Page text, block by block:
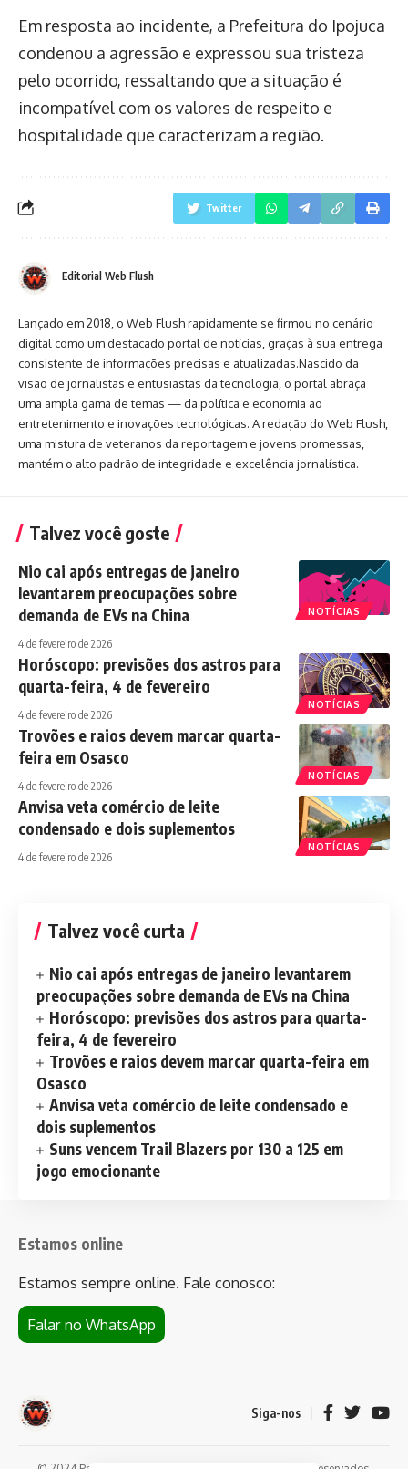
Em resposta ao incidente, a Prefeitura do Ipojuca
condenou a agressão e expressou sua tristeza
pelo ocorrido, ressaltando que a situação é
incompatível com os valores de respeito e
hospitalidade que caracterizam a região.
Twitter
Editorial Web Flush
Lançado em 2018, o Web Flush rapidamente se firmou no cenário
digital como um destacado portal de notícias, graças à sua entrega
consistente de informações precisas e atualizadas.Nascido da
visão de jornalistas e entusiastas da tecnologia, o portal abraça
uma ampla gama de temas — da política e economia ao
entretenimento e inovações tecnológicas. A redação do Web Flush,
uma mistura de veteranos da reportagem e jovens promessas,
mantém o alto padrão de integridade e excelência jornalística.
Talvez você goste
NOTÍCIAS
Nio cai após entregas de janeiro
levantarem preocupações sobre
demanda de EVs na China
4 de fevereiro de 2026
NOTÍCIAS
Horóscopo: previsões dos astros para
quarta-feira, 4 de fevereiro
4 de fevereiro de 2026
NOTÍCIAS
Trovões e raios devem marcar quarta-
feira em Osasco
4 de fevereiro de 2026
NOTÍCIAS
Anvisa veta comércio de leite
condensado e dois suplementos
4 de fevereiro de 2026
Talvez você curta
Nio cai após entregas de janeiro levantarem
preocupações sobre demanda de EVs na China
Horóscopo: previsões dos astros para quarta-
feira, 4 de fevereiro
Trovões e raios devem marcar quarta-feira em
Osasco
Anvisa veta comércio de leite condensado e
dois suplementos
Suns vencem Trail Blazers por 130 a 125 em
jogo emocionante
Estamos online
Estamos sempre online. Fale conosco:
Falar no WhatsApp
Siga-nos